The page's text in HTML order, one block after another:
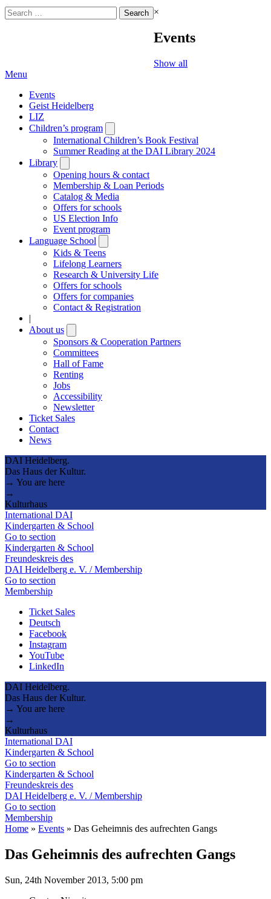
Search
for:
×
Events
Show all
Menu
Events
Geist Heidelberg
LIZ
Children’s program
submenu
International Children’s Book Festival
Summer Reading at the DAI Library 2024
Library
submenu
Opening hours & contact
Membership & Loan Periods
Catalog & Media
Offers for schools
US Election Info
Event program
Language School
submenu
Kids & Teens
Lifelong Learners
Research & University Life
Offers for schools
Offers for companies
Contact & Registration
|
About us
submenu
Sponsors & Cooperation Partners
Committees
Hall of Fame
Renting
Jobs
Accessibility
Newsletter
Ticket Sales
Contact
News
DAI Heidelberg.
Das Haus der Kultur.
→ You are here
→
Kulturhaus
International DAI
Kindergarten & School
Go to section
Kindergarten & School
Freundeskreis des
DAI Heidelberg e. V. / Membership
Go to section
Membership
Ticket Sales
Deutsch
Facebook
Instagram
YouTube
LinkedIn
DAI Heidelberg.
Das Haus der Kultur.
→ You are here
→
Kulturhaus
International DAI
Kindergarten & School
Go to section
Kindergarten & School
Freundeskreis des
DAI Heidelberg e. V. / Membership
Go to section
Membership
Home » Events » Das Geheimnis des aufrechten Gangs
Das Geheimnis des aufrechten Gangs
Sun, 24th November 2013, 5:00 pm